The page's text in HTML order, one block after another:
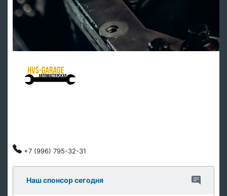
+7 (996) 795-32-31
Наш спонсор сегодня